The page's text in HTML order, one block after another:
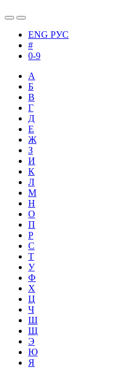
ENG РУС
#
0-9
А
Б
В
Г
Д
Е
Ж
З
И
К
Л
М
Н
О
П
Р
С
Т
У
Ф
Х
Ц
Ч
Ш
Щ
Э
Ю
Я